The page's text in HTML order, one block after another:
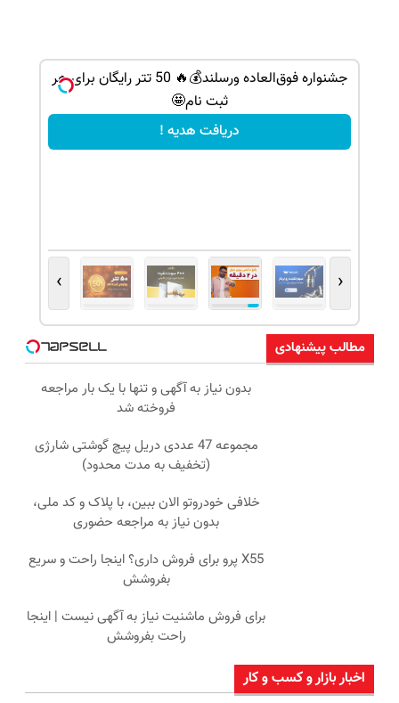
جشنواره فوق‌العاده ورسلند💰🔥 50 تتر رایگان برای هر
ثبت نام🤩
دریافت هدیه !
‹
›
مطالب پیشنهادی
بدون نیاز به آگهی و تنها با یک بار مراجعه
فروخته شد
مجموعه 47 عددی دریل پیچ گوشتی شارژی
(تخفیف به مدت محدود)
خلافی خودروتو الان ببین، با پلاک و کد ملی،
بدون نیاز به مراجعه حضوری
X55 پرو برای فروش داری؟ اینجا راحت و سریع
بفروشش
برای فروش ماشنیت نیاز به آگهی نیست | اینجا
راحت بفروشش
اخبار بازار و کسب و کار